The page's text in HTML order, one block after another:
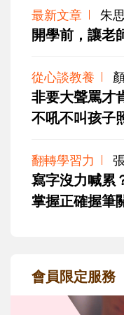
最新文章 朱
開學前，讓老
從心談教養
非要大聲罵才
不吼不叫孩子
翻轉學習力
寫字沒力喊累
掌握正確握筆
會員限定服務